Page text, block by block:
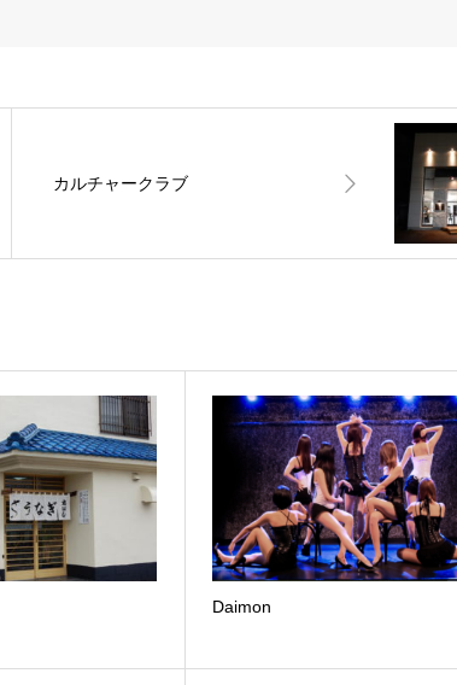
カルチャークラブ
Daimon